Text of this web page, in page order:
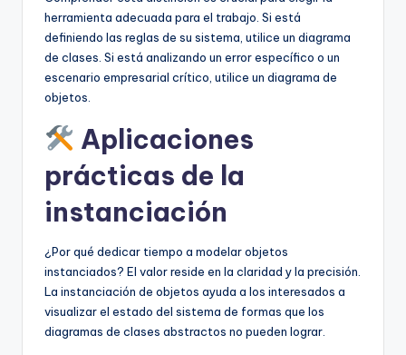
herramienta adecuada para el trabajo. Si está
definiendo las reglas de su sistema, utilice un diagrama
de clases. Si está analizando un error específico o un
escenario empresarial crítico, utilice un diagrama de
objetos.
Aplicaciones
prácticas de la
instanciación
¿Por qué dedicar tiempo a modelar objetos
instanciados? El valor reside en la claridad y la precisión.
La instanciación de objetos ayuda a los interesados a
visualizar el estado del sistema de formas que los
diagramas de clases abstractos no pueden lograr.